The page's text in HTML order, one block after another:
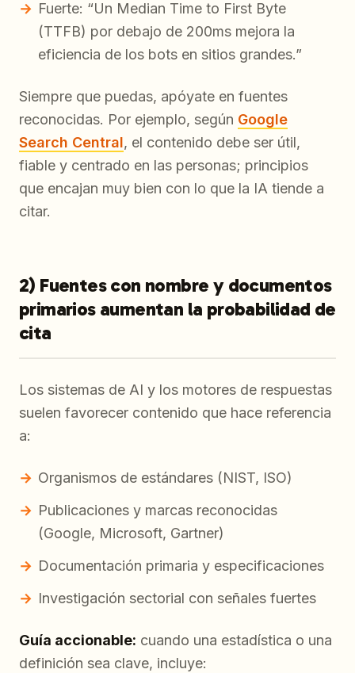
Fuerte: “Un Median Time to First Byte
(TTFB) por debajo de 200ms mejora la
eficiencia de los bots en sitios grandes.”
Siempre que puedas, apóyate en fuentes
reconocidas. Por ejemplo, según Google
Search Central, el contenido debe ser útil,
fiable y centrado en las personas; principios
que encajan muy bien con lo que la IA tiende a
citar.
2) Fuentes con nombre y documentos
primarios aumentan la probabilidad de
cita
Los sistemas de AI y los motores de respuestas
suelen favorecer contenido que hace referencia
a:
Organismos de estándares (NIST, ISO)
Publicaciones y marcas reconocidas
(Google, Microsoft, Gartner)
Documentación primaria y especificaciones
Investigación sectorial con señales fuertes
Guía accionable: cuando una estadística o una
definición sea clave, incluye: